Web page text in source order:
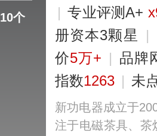
10个
| 专业评测A+
册资本3颗星
|
价5万+ | 品牌
指数1263 | 未
新功电器成立于
注于电磁茶具、茶